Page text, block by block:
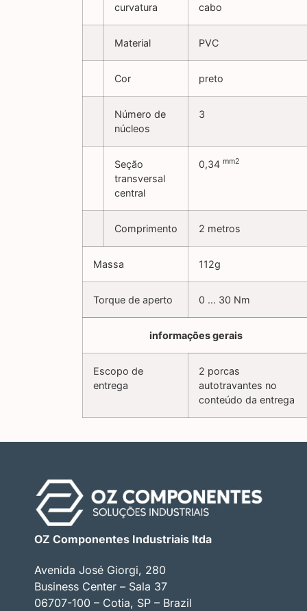
curvatura
cabo
Material PVC
Cor preto
Número de
núcleos
3
Seção
transversal
central
0,34 mm2
Comprimento 2 metros
Massa 112g
Torque de aperto 0 … 30 Nm
informações gerais
Escopo de
entrega
2 porcas
autotravantes no
conteúdo da entrega
OZ Componentes Industriais ltda
Avenida José Giorgi, 280
Business Center – Sala 37
06707-100 – Cotia, SP – Brazil